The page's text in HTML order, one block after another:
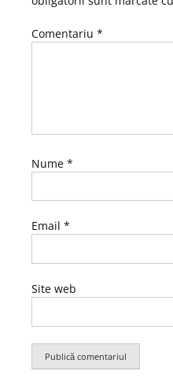
Comentariu *
Nume *
Email *
Site web